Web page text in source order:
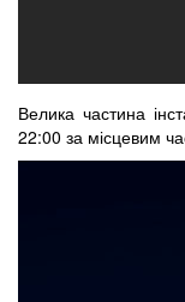
Велика частина
22:00 за місцевим